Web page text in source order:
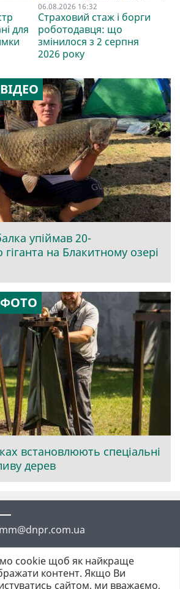
для
06.08.2026 16:32
Страховий стаж і борги
роботодавця: що
змінилося з 2 серпня
2026 року
упіймав 20-
гіганта на Блакитному озері
встановлюють спеціальні
дерев
cookie щоб як найкраще
контент. Якщо Ви
сайтом, ми вважаємо,